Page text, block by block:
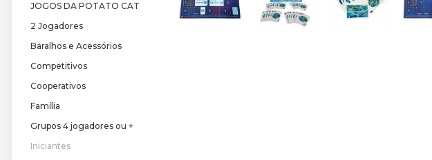
JOGOS DA POTATO CAT
2 Jogadores
Baralhos e Acessórios
Competitivos
Cooperativos
Família
Grupos 4 jogadores ou +
Iniciantes